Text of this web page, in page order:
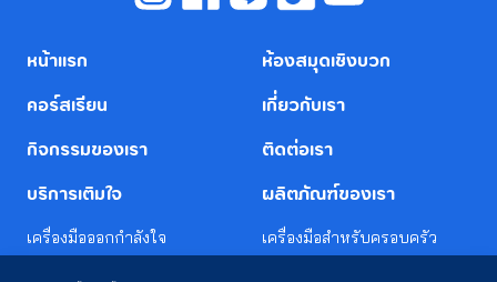
หน้าแรก
คอร์สเรียน
กิจกรรมของเรา
ห้องสมุดเชิงบวก
เกี่ยวกับเรา
ติดต่อเรา
บริการเติมใจ
เครื่องมือออกกำลังใจ
ผลิตภัณฑ์ของเรา
เครื่องมือสำหรับครอบครัว